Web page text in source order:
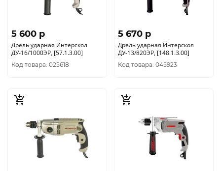
5 600 p
Дрель ударная Интерскол
ДУ-16/1000ЭР, [57.1.3.00]
Код товара: 025618
5 670 p
Дрель ударная Интерскол
ДУ-13/820ЭР, [148.1.3.00]
Код товара: 045923